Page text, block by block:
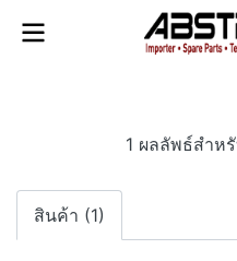
1 ผลลัพธ์สำห
สินค้า (1)